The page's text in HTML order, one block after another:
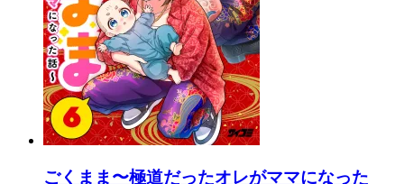
ごくまま〜極道だったオレがママになった